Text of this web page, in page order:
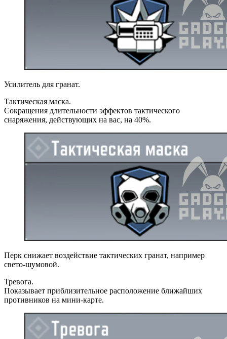
Усилитель для гранат.
Тактическая маска.
Сокращения длительности эффектов тактического
снаряжения, действующих на вас, на 40%.
Перк снижает воздействие тактических гранат, например
свето-шумовой.
Тревога.
Показывает приблизительное расположение ближайших
противников на мини-карте.